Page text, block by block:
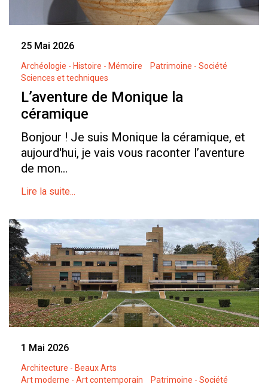
25 Mai 2026
Archéologie - Histoire - Mémoire
Patrimoine - Société
Sciences et techniques
L’aventure de Monique la
céramique
Bonjour ! Je suis Monique la céramique, et
aujourd'hui, je vais vous raconter l’aventure
de mon...
Lire la suite...
1 Mai 2026
Architecture - Beaux Arts
Art moderne - Art contemporain
Patrimoine - Société